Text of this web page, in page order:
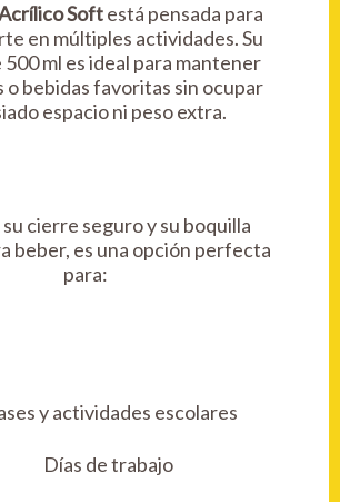
Softestá pensada para
en múltiples actividades. Su
ml es ideal para mantener
o bebidas favoritas sin ocupar
espacio ni peso extra.
su cierre seguro y su boquilla
beber, es una opción perfecta
para:
y actividades escolares
Días de trabajo